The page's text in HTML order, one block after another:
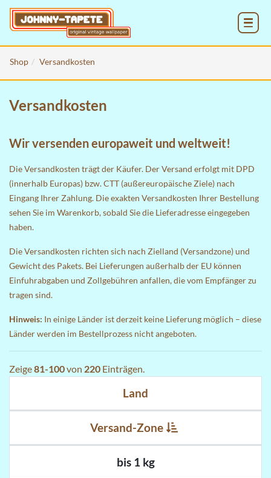
Shop Versandkosten
Versandkosten
Wir versenden europaweit und weltweit!
Die Versandkosten trägt der Käufer. Der Versand erfolgt mit DPD
(innerhalb Europas) bzw. CTT (außereuropäische Ziele) nach
Eingang Ihrer Zahlung. Die exakten Versandkosten Ihrer Bestellung
sehen Sie im Warenkorb, sobald Sie die Lieferadresse eingegeben
haben.
Die Versandkosten richten sich nach Zielland (Versandzone) und
Gewicht des Pakets. Bei Lieferungen außerhalb der EU können
Einfuhrabgaben und Zollgebühren anfallen, die vom Empfänger zu
tragen sind.
Hinweis: In einige Länder ist derzeit keine Lieferung möglich – diese
Länder werden im Bestellprozess nicht angeboten.
Zeige81-100von 220 Einträgen.
Land
Versand-Zone
bis 1 kg